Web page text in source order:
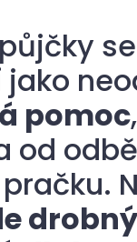
pomoc
od